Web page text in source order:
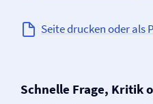
Seite drucken oder als
Schnelle Frage, Kritik